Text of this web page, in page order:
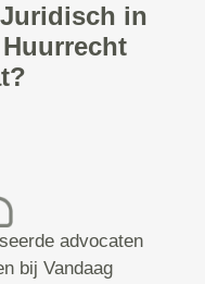
in
advocaten
bij Vandaag